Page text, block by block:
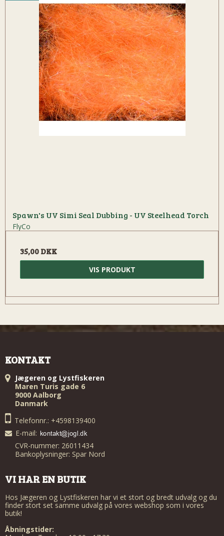
Spawn's UV Simi Seal Dubbing - UV Steelhead Torch
FlyCo
35,00 DKK
VIS PRODUKT
KONTAKT
Jægeren og Lystfiskeren
Maren Turis gade 6
9000 Aalborg
Danmark
Telefonnr.: +4598139400
E-mail:
CVR-nummer: 26011434
Bankoplysninger: Spar Nord
VI HAR EN BUTIK
Hos Jægeren og Lystfiskeren har vi et stort og bredt udvalg og du
finder stort set samme udvalg på vores webshop som i vores
butik!
Åbningstider: